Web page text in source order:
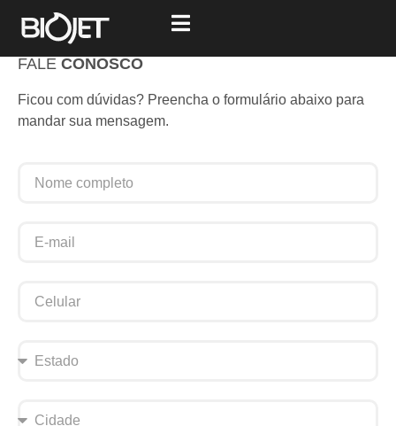
FALE CONOSCO
Ficou com dúvidas? Preencha o formulário abaixo para
mandar sua mensagem.